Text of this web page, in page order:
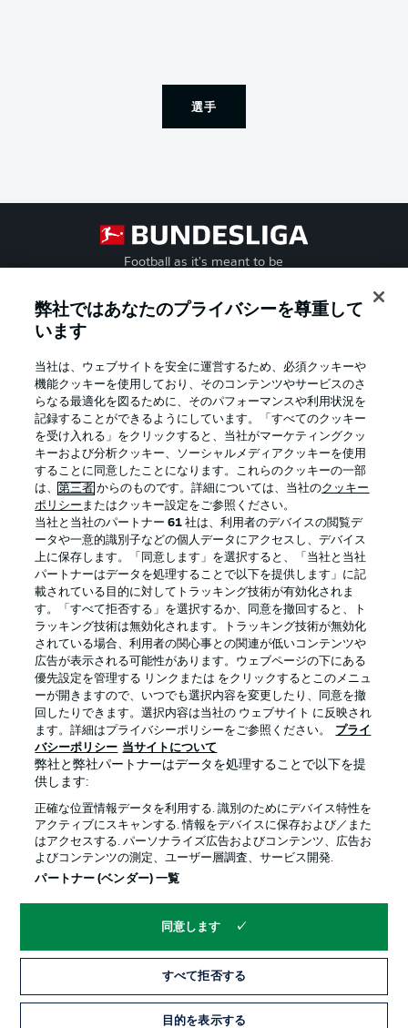
選手
Football as it's meant to be
Official Partners
プライバシー・ポリシー 優先設定を管理する
利用条件 放送局
求人 選手
当サイトについて
© 2026 Bundesliga-Gruppe GmbH
言語をお選びください
Display Mode
弊社ではあなたのプライバシーを尊重して
います
当社は、ウェブサイトを安全に運営するため、必須クッキーや
機能クッキーを使用しており、そのコンテンツやサービスのさ
らなる最適化を図るために、そのパフォーマンスや利用状況を
記録することができるようにしています。「すべてのクッキー
を受け入れる」をクリックすると、当社がマーケティングクッ
キーおよび分析クッキー、ソーシャルメディアクッキーを使用
することに同意したことになります。これらのクッキーの一部
は、第三者 からのものです。詳細については、当社のクッキー
ポリシー またはクッキー設定をご参照ください。
当社と当社のパートナー61 社は、利用者のデバイスの閲覧デ
ータや一意的識別子などの個人データにアクセスし、デバイス
上に保存します。「同意します」を選択すると、「当社と当社
パートナーはデータを処理することで以下を提供します」に記
載されている目的に対してトラッキング技術が有効化されま
す。「すべて拒否する」を選択するか、同意を撤回すると、ト
ラッキング技術は無効化されます。トラッキング技術が無効化
されている場合、利用者の関心事との関連が低いコンテンツや
広告が表示される可能性があります。ウェブページの下にある
優先設定を管理する リンクまたは をクリックするとこのメニュ
ーが開きますので、いつでも選択内容を変更したり、同意を撤
回したりできます。選択内容は当社の ウェブサイト に反映され
ます。詳細はプライバシーポリシーをご参照ください。
プライ
バシーポリシー 当サイトについて
弊社と弊社パートナーはデータを処理することで以下を提
供します:
正確な位置情報データを利用する. 識別のためにデバイス特性を
アクティブにスキャンする. 情報をデバイスに保存および／また
はアクセスする. パーソナライズ広告およびコンテンツ、広告お
よびコンテンツの測定、ユーザー層調査、サービス開発.
パートナー (ベンダー) 一覧
同意します
すべて拒否する
目的を表示する